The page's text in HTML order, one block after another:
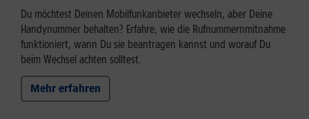
Du möchtest Deinen Mobilfunkanbieter wechseln, aber Deine
Handynummer behalten? Erfahre, wie die Rufnummernmitnahme
funktioniert, wann Du sie beantragen kannst und worauf Du
beim Wechsel achten solltest.
Mehr erfahren